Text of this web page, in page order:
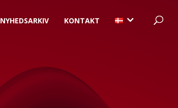
NYHEDSARKIV KONTAKT 3